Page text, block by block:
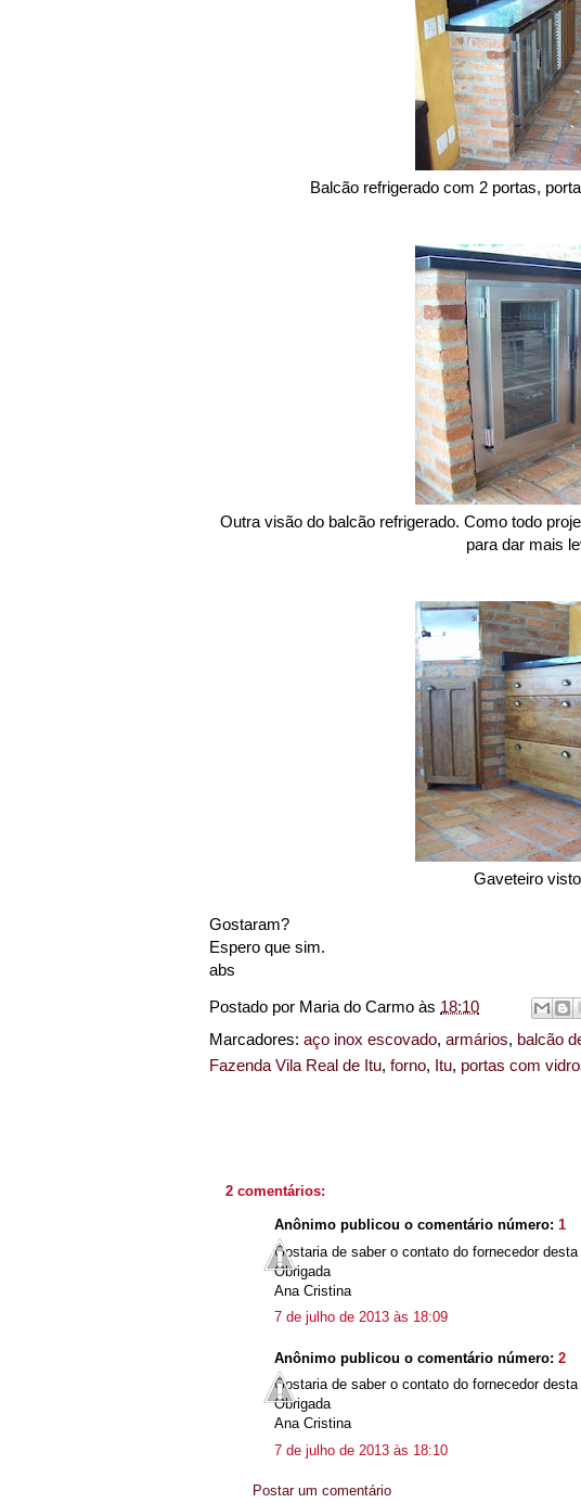
Balcão refrigerado com 2 portas,
Outra visão do balcão refrigerado. Como todo
para dar mais
Gaveteiro
Gostaram?
Espero que sim.
abs
Postado por Maria do Carmo às 18:10
Marcadores: aço inox escovado, armários, balcão
Fazenda Vila Real de Itu, forno, Itu, portas com
2 comentários:
Anônimo publicou o comentário número: 1
Gostaria de saber o contato do fornecedor desta
Obrigada
Ana Cristina
7 de julho de 2013 às 18:09
Anônimo publicou o comentário número: 2
Gostaria de saber o contato do fornecedor
Obrigada
Ana Cristina
7 de julho de 2013 às 18:10
Postar um comentário